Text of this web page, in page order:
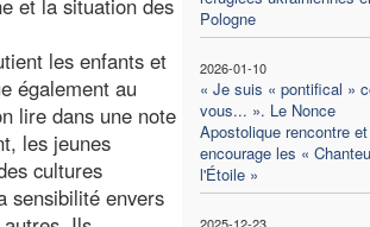
Pologne
2026-01-10
« Je suis « pontifical »
vous... ». Le Nonce
Apostolique rencontre et
encourage les «
l'Étoile »
et la situation des
les enfants et
également au
lire dans une note
les jeunes
cultures
sensibilité envers